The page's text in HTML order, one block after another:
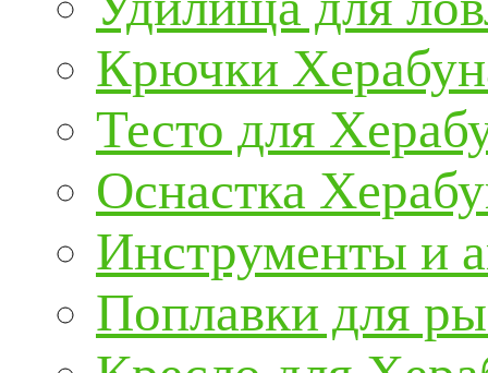
Крючки
Тесто для
Оснастка
Инструменты и
Поплавки для